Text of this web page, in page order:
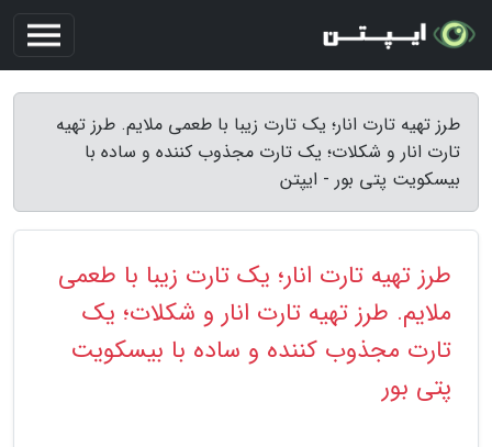
طرز تهیه تارت انار؛ یک تارت زیبا با طعمی ملایم. طرز تهیه
تارت انار و شکلات؛ یک تارت مجذوب کننده و ساده با
بیسکویت پتی بور - ایپتن
طرز تهیه تارت انار؛ یک تارت زیبا با طعمی
ملایم. طرز تهیه تارت انار و شکلات؛ یک
تارت مجذوب کننده و ساده با بیسکویت
پتی بور